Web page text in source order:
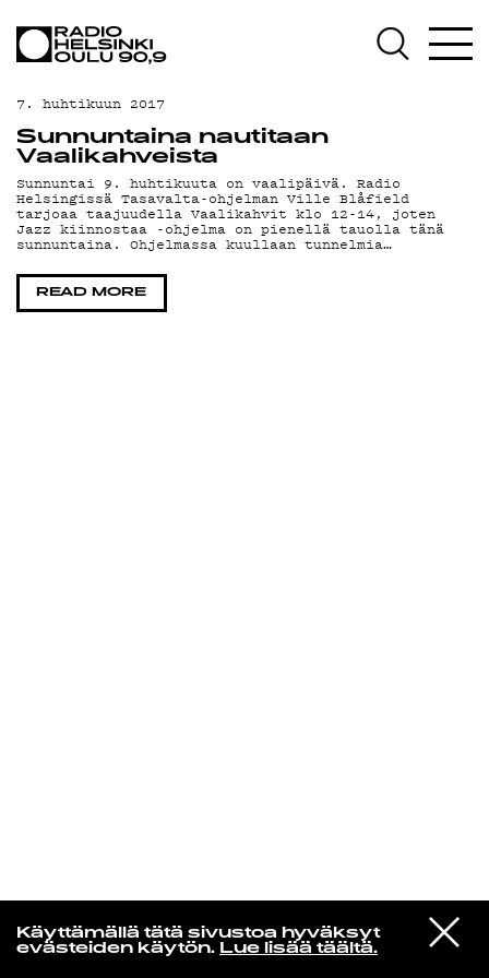
Käyttämällä tätä sivustoa hyväksyt
evästeiden käytön. Lue lisää täältä.
VIESTI
STUDIOON
Florence Adooni
Mam Pe'ela Su'ure
AJANKOHTAISTA
OHJELMAT
TEKIJÄT
ON-DEMAND
PODCAST
MAINOSTA
7. huhtikuun 2017
Sunnuntaina nautitaan
Vaalikahveista
Sunnuntai 9. huhtikuuta on vaalipäivä. Radio
Helsingissä Tasavalta-ohjelman Ville Blåfield
tarjoaa taajuudella Vaalikahvit klo 12-14, joten
Jazz kiinnostaa -ohjelma on pienellä tauolla tänä
sunnuntaina. Ohjelmassa kuullaan tunnelmia…
READ MORE